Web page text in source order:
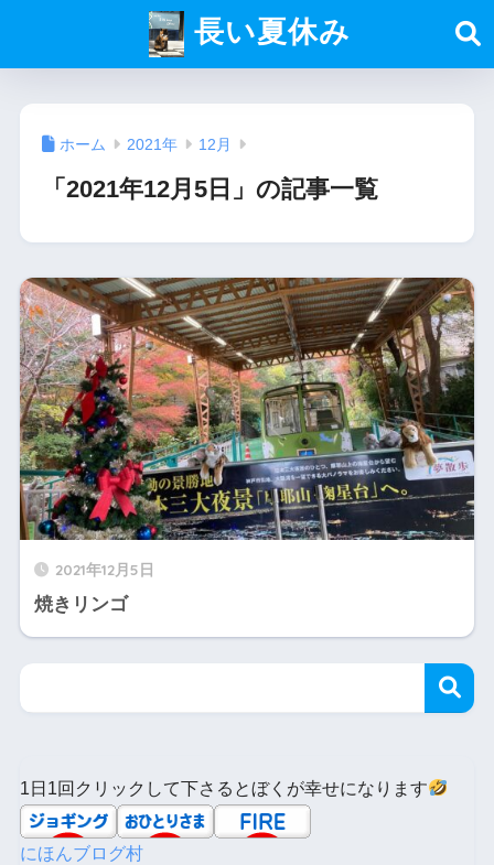
長い夏休み
ホーム 2021年 12月
「2021年12月5日」の記事一覧
2021年12月5日
焼きリンゴ
1日1回クリックして下さるとぼくが幸せになります
にほんブログ村